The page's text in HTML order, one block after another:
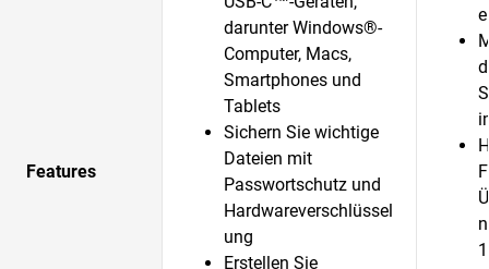
Features
darunter Windows®-
Computer, Macs,
Smartphones und
Tablets
Sichern Sie wichtige
Dateien mit
Passwortschutz und
Hardwareverschlüssel
ung
Erstellen Sie